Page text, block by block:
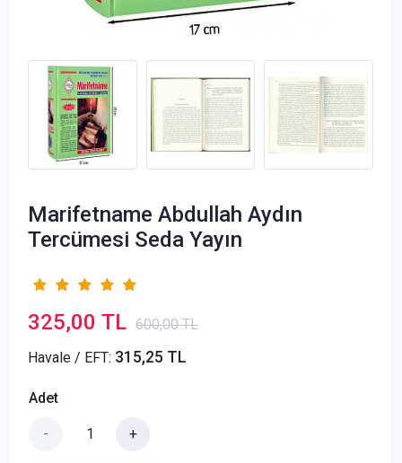
Marifetname Abdullah Aydın
Tercümesi Seda Yayın
325,00 TL 600,00 TL
Havale / EFT: 315,25 TL
Adet
- +